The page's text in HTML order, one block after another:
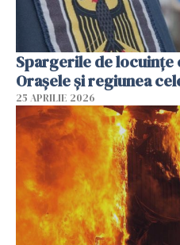
Spargerile de locuințe
Orașele și regiunea
25 APRILIE 2026